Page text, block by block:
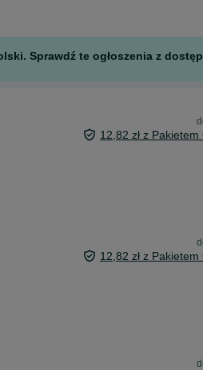
Sprawdź te ogłoszenia z
12,82 zł z
12,82 zł z